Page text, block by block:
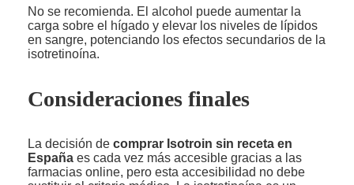
No se recomienda. El alcohol puede aumentar la
carga sobre el hígado y elevar los niveles de lípidos
en sangre, potenciando los efectos secundarios de la
isotretinoína.
Consideraciones finales
La decisión de comprar Isotroin sin receta en
España es cada vez más accesible gracias a las
farmacias online, pero esta accesibilidad no debe